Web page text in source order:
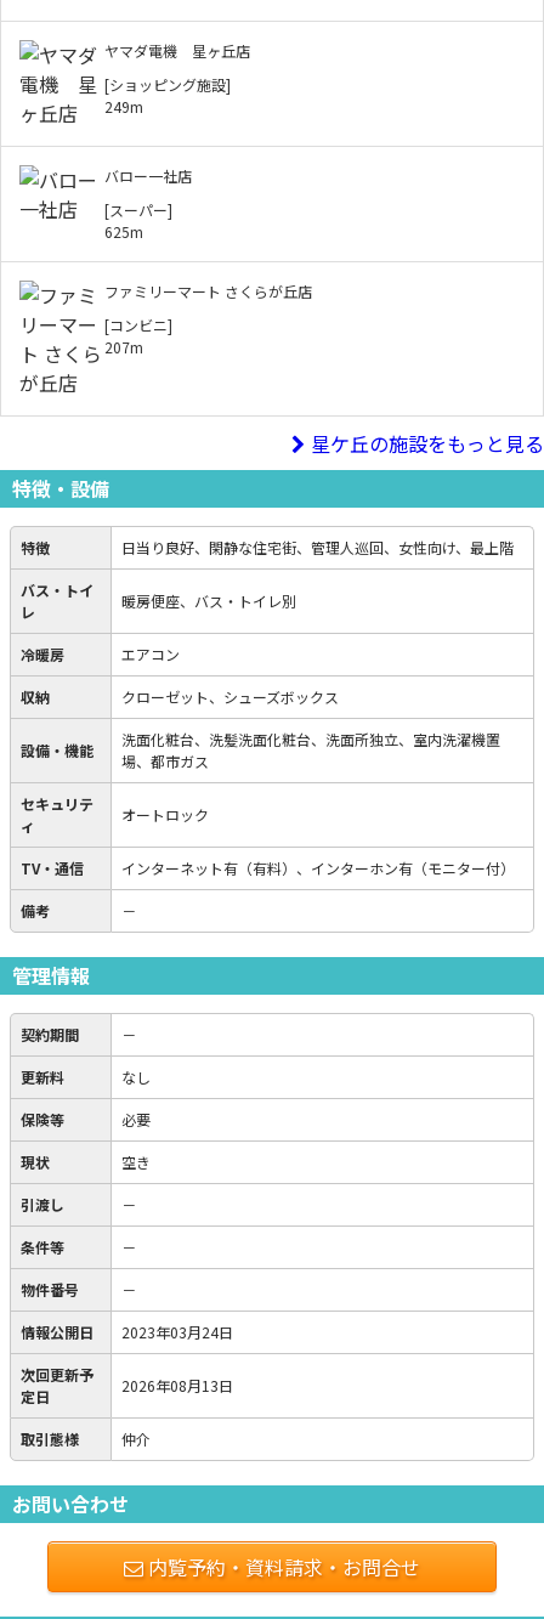
ヤマダ電機 星ヶ丘店
[ショッピング施設]
249m
バロー一社店
[スーパー]
625m
ファミリーマート さくらが丘店
[コンビニ]
207m
星ケ丘の施設をもっと見る
特徴・設備
特徴 日当り良好、閑静な住宅街、管理人巡回、女性向け、最上階
バス・トイ
レ
暖房便座、バス・トイレ別
冷暖房 エアコン
収納 クローゼット、シューズボックス
設備・機能
洗面化粧台、洗髪洗面化粧台、洗面所独立、室内洗濯機置
場、都市ガス
セキュリテ
ィ
オートロック
TV・通信 インターネット有（有料）、インターホン有（モニター付）
備考 －
管理情報
契約期間 －
更新料 なし
保険等 必要
現状 空き
引渡し －
条件等 －
物件番号 －
情報公開日 2023年03月24日
次回更新予
定日
2026年08月13日
取引態様 仲介
お問い合わせ
内覧予約・資料請求・お問合せ